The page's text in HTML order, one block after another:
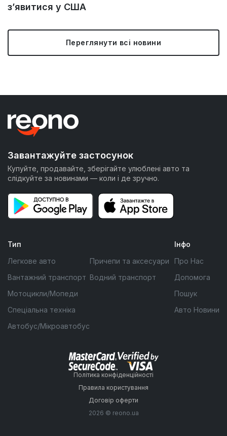
з’явитися у США
Переглянути всі новини
Завантажуйте застосунок
Купуйте, продавайте, зберігайте улюблені авто та
слідкуйте за новинами — коли і де зручно.
Тип
Легкове авто
Вантажний транспорт
Мотоцикли/Мопеди
Спеціальна техніка
Автобус/Мікроавтобус
Причепи та аксесуари
Водний транспорт
Інфо
Про Нас
Допомога
Пошук
Авто Новини
Політика конфіденційності
Правила користування
Договір оферти
2026 © reono.ua